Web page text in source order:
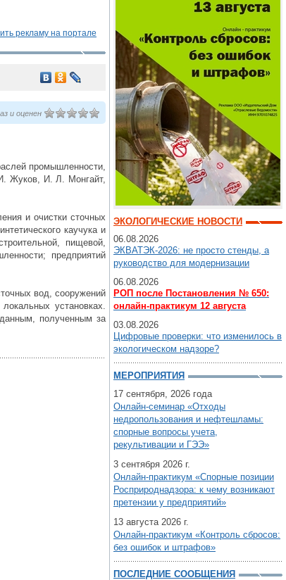
рекламу на портале
и оценен
промышленности,
Жуков, И. Л. Монгайт,
и очистки сточных
каучука и
пищевой,
предприятий
вод, сооружений
установках.
полученным за
ЭКОЛОГИЧЕСКИЕ НОВОСТИ
06.08.2026
ЭКВАТЭК-2026: не просто стенды, а
руководство для модернизации
06.08.2026
РОП после Постановления № 650:
онлайн-практикум 12 августа
03.08.2026
Цифровые проверки: что изменилось в
экологическом надзоре?
МЕРОПРИЯТИЯ
17 сентября, 2026 года
Онлайн-семинар «Отходы
недропользования и нефтешламы:
спорные вопросы учета,
рекультивации и ГЭЭ»
3 сентября 2026 г.
Онлайн-практикум «Спорные позиции
Росприроднадзора: к чему возникают
претензии у предприятий»
13 августа 2026 г.
Онлайн-практикум «Контроль сбросов:
без ошибок и штрафов»
ПОСЛЕДНИЕ СООБЩЕНИЯ